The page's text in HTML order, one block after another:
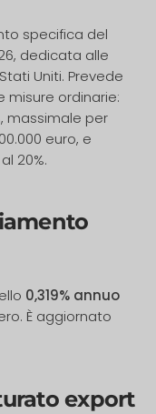
specifica del
dedicata alle
Uniti. Prevede
misure ordinarie:
massimale per
euro, e
20%.
0,319% annuo
È aggiornato
export